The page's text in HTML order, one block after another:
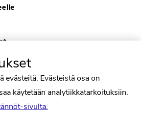
evästeitä. Evästeistä osa on
käytetään analytiikkatarkoituksiin.
sivulta.